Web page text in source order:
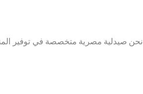
نحن صيدلية مصرية متخصصة في توفير